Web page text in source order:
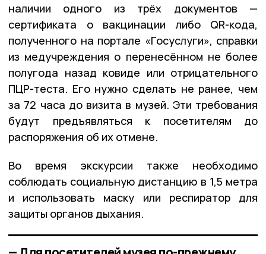
наличии одного из трёх документов —
сертификата о вакцинации либо QR-кода,
полученного на портале «Госуслуги», справки
из медучреждения о перенесённом не более
полугода назад ковиде или отрицательного
ПЦР-теста. Его нужно сделать не ранее, чем
за 72 часа до визита в музей. Эти требования
будут предъявляться к посетителям до
распоряжения об их отмене.
Во время экскурсии также необходимо
соблюдать социальную дистанцию в 1,5 метра
и использовать маску или респиратор для
защиты органов дыхания.